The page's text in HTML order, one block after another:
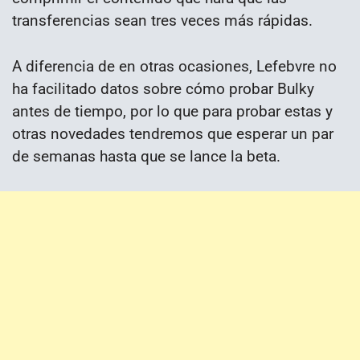
transferencias sean tres veces más rápidas.
A diferencia de en otras ocasiones, Lefebvre no
ha facilitado datos sobre cómo probar Bulky
antes de tiempo, por lo que para probar estas y
otras novedades tendremos que esperar un par
de semanas hasta que se lance la beta.